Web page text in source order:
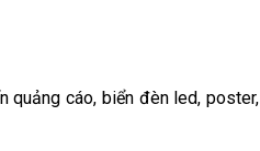
quảng cáo, biển đèn led, poster,